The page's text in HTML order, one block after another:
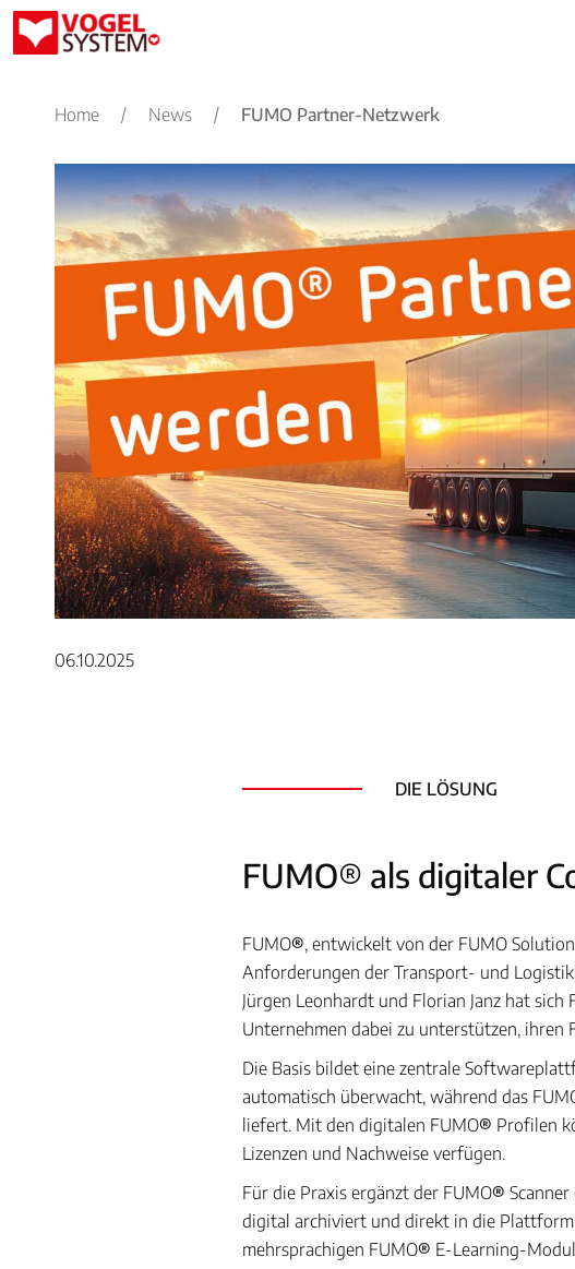
Home / News / FUMO Partner-Netzwerk
06.10.2025
DIE LÖSUNG
FUMO® als digitaler
FUMO®, entwickelt von der FUMO
Anforderungen der Transport- und
Jürgen Leonhardt und Florian Janz hat sich
Unternehmen dabei zu unterstützen,
Die Basis bildet eine zentrale
automatisch überwacht, während das
liefert. Mit den digitalen FUMO® Profilen
Lizenzen und Nachweise verfügen.
Für die Praxis ergänzt der FUMO®
digital archiviert und direkt in die
mehrsprachigen FUMO® E-Learning-